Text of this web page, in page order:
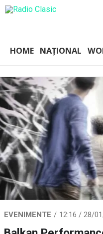
HOME NAȚIONAL
EVENIMENTE 12:16 / 28/